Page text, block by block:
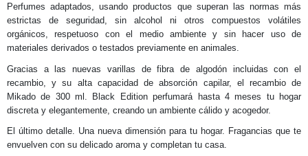
Perfumes adaptados, usando productos que superan las normas más
estrictas de seguridad, sin alcohol ni otros compuestos volátiles
orgánicos, respetuoso con el medio ambiente y sin hacer uso de
materiales derivados o testados previamente en animales.
Gracias a las nuevas varillas de fibra de algodón incluidas con el
recambio, y su alta capacidad de absorción capilar, el recambio de
Mikado de 300 ml. Black Edition perfumará hasta 4 meses tu hogar
discreta y elegantemente, creando un ambiente cálido y acogedor.
El último detalle. Una nueva dimensión para tu hogar. Fragancias que te
envuelven con su delicado aroma y completan tu casa.